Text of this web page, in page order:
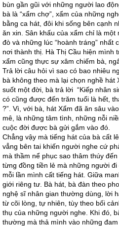
bùn gần gũi với những người lao
bà là “xẩm chợ”, xẩm của những
bằng ca hát, đôi khi sống bên cạnh
ăn xin. Sân khấu của xẩm chỉ là
đò và những lúc “hoành tráng” nhất
nơi thành thị. Hà Thị Cầu hiện mình
xẩm cũng thực sự xâm chiếm bà,
Trả lời câu hỏi vì sao có bao nhiêu
bà không theo mà lại chọn nghề hát
suốt một đời, bà trả lời “Kiếp nhân
có cũng được đến trăm tuổi là hết,
?”. Vì, với bà, hát Xẩm đã ăn sâu
mê, là những tâm tình, những nỗi
cuộc đời được bà gửi gắm vào đó.
Chẳng vậy mà tiếng hát của bà cất
vẳng bên tai khiến người nghe cứ
mà thầm nể phục sao thâm thúy
từng đồng tiền lẻ mà những người
mỗi lần mình cất tiếng hát. Giữa
giới riêng tư. Bà hát, bà đàn theo
nghệ sĩ nhân gian thường dùng, lời
từ cõi lòng, tự nhiên, tùy theo bối
thụ của những người nghe. Khi đó,
thường mà thả mình vào những